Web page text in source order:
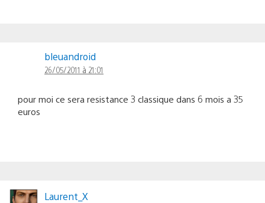
bleuandroid
26/05/2011 à 21:01
pour moi ce sera resistance 3 classique dans 6 mois a 35
euros
Laurent_X